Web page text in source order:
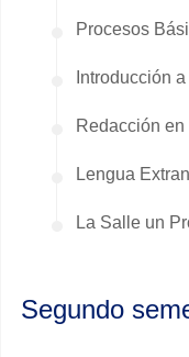
Procesos
Introducción
Redacción
Lengua
La Salle un
Segundo